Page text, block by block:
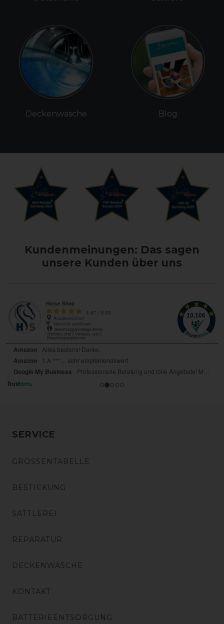
Deckenwäsche Blog
Kundenmeinungen: Das sagen
unsere Kunden über uns
SERVICE
GRÖSSENTABELLE
BESTICKUNG
SATTLEREI
REPARATUR
DECKENWÄSCHE
KONTAKT
BATTERIEENTSORGUNG